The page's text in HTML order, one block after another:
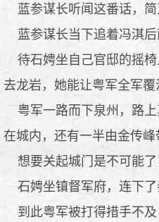
蓝参谋长听闻这番话，简
蓝参谋长当下追着冯淇后
待石娉坐自己官邸的摇椅
去龙岩，她能让粤军全军覆
粤军一路而下泉州，路上
在城内，还有一半由金传
想要关起城门是不可能了
石娉坐镇督军府，连下了
到此粤军被打得措手不及